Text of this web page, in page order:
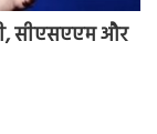
सीएसएएम और